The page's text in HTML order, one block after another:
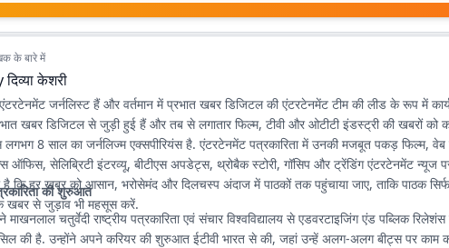
के बारे में
दिव्या केशरी
एंटरटेनमेंट जर्नलिस्ट हैं और वर्तमान में प्रभात खबर डिजिटल की एंटरटेनमेंट टीम की लीड के रूप में
खबर डिजिटल से जुड़ी हुई हैं और तब से लगातार फिल्म, टीवी और ओटीटी इंडस्ट्री की खबरों को
8 साल का जर्नलिज्म एक्सपीरियंस है. एंटरटेनमेंट पत्रकारिता में उनकी मजबूत पकड़ फिल्म, वेब
ऑफिस, सेलिब्रिटी इंटरव्यू, बीटीएस अपडेट्स, थ्रोबैक स्टोरी, गॉसिप और ट्रेंडिंग एंटरटेनमेंट न्यूज
है कि हर खबर को आसान, भरोसेमंद और दिलचस्प अंदाज में पाठकों तक पहुंचाया जाए, ताकि पाठक
खबर से जुड़ाव भी महसूस करें.
की शुरुआत
माखनलाल चतुर्वेदी राष्ट्रीय पत्रकारिता एवं संचार विश्वविद्यालय से एडवरटाइजिंग एंड पब्लिक रिलेशंस
की है. उन्होंने अपने करियर की शुरुआत ईटीवी भारत से की, जहां उन्हें अलग-अलग बीट्स पर काम